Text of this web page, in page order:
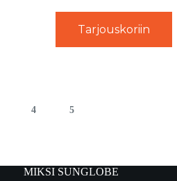
Tarjouskoriin
4 5
MIKSI SUNGLOBE